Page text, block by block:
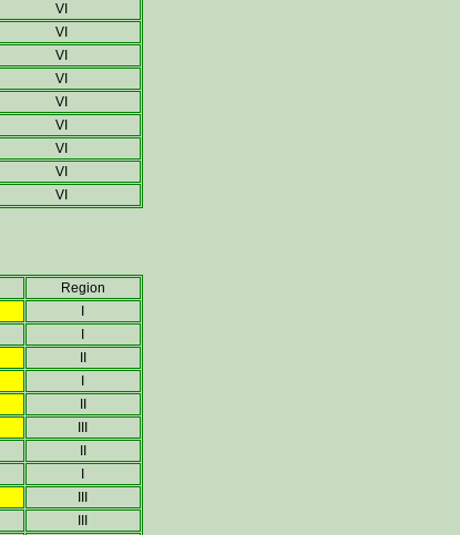
VI
VI
VI
VI
VI
VI
VI
VI
VI
Region